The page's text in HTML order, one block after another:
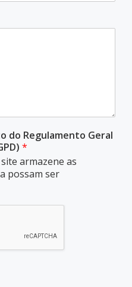
do Regulamento Geral
*
armazene as
possam ser